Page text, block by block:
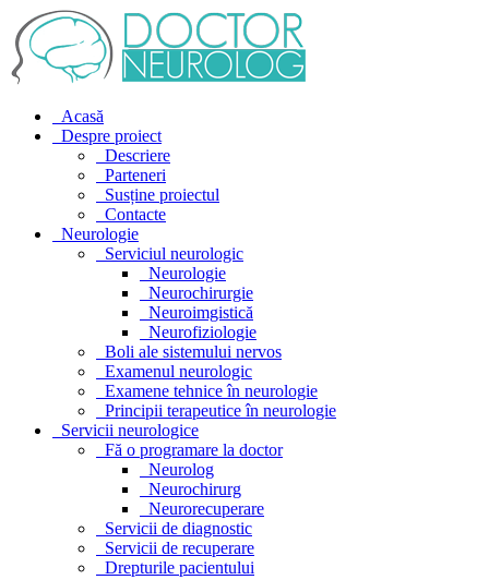
Acasă
Despre proiect
Descriere
Parteneri
Susține proiectul
Contacte
Neurologie
Serviciul neurologic
Neurologie
Neurochirurgie
Neuroimgistică
Neurofiziologie
Boli ale sistemului nervos
Examenul neurologic
Examene tehnice în neurologie
Principii terapeutice în neurologie
Servicii neurologice
Fă o programare la doctor
Neurolog
Neurochirurg
Neurorecuperare
Servicii de diagnostic
Servicii de recuperare
Drepturile pacientului